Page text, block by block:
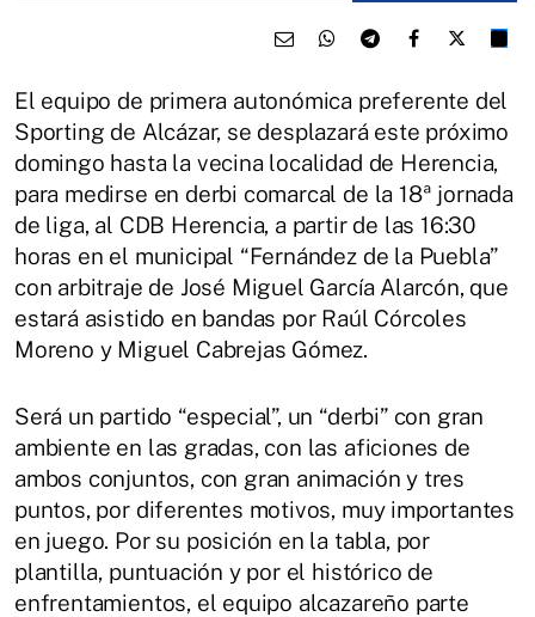
El equipo de primera autonómica preferente del
Sporting de Alcázar, se desplazará este próximo
domingo hasta la vecina localidad de Herencia,
para medirse en derbi comarcal de la 18ª jornada
de liga, al CDB Herencia, a partir de las 16:30
horas en el municipal “Fernández de la Puebla”
con arbitraje de José Miguel García Alarcón, que
estará asistido en bandas por Raúl Córcoles
Moreno y Miguel Cabrejas Gómez.
Será un partido “especial”, un “derbi” con gran
ambiente en las gradas, con las aficiones de
ambos conjuntos, con gran animación y tres
puntos, por diferentes motivos, muy importantes
en juego. Por su posición en la tabla, por
plantilla, puntuación y por el histórico de
enfrentamientos, el equipo alcazareño parte